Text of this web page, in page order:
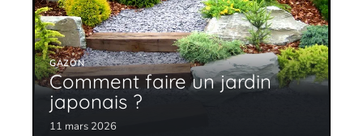
GAZON
Comment faire un jardin
japonais ?
11 mars 2026